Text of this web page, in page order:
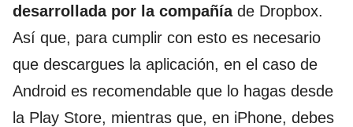
desarrollada por la compañíade Dropbox.
Así que, para cumplir con esto es necesario
que descargues la aplicación, en el caso de
Android es recomendable que lo hagas desde
la Play Store, mientras que, en iPhone, debes